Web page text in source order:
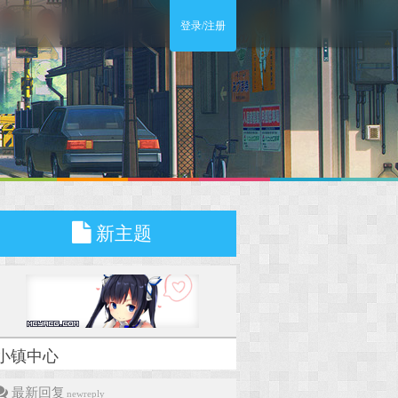
登录/注册
新主题
镇中心
最新回复 newreply